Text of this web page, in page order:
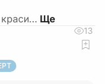
краси…
13